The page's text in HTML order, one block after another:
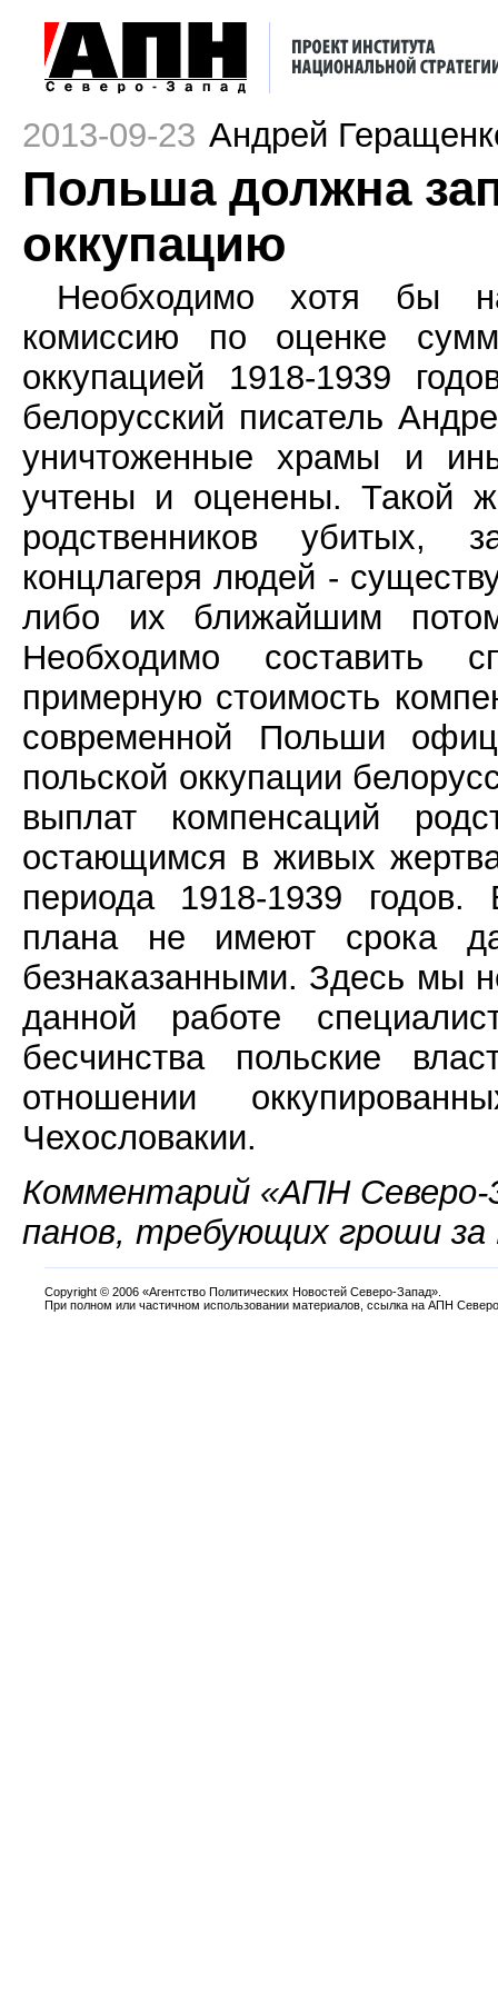
2013-09-23 Андрей
Польша должна
оккупацию
Необходимо хотя бы
комиссию по оценке
оккупацией 1918-1939
белорусский писатель
уничтоженные храмы и
учтены и оценены. Такой
родственников убитых,
концлагеря людей -
либо их ближайшим
Необходимо составить
примерную стоимость
современной Польши
польской оккупации
выплат компенсаций
остающимся в живых
периода 1918-1939 годов.
плана не имеют срока
безнаказанными. Здесь мы
данной работе
бесчинства польские
отношении
Чехословакии.
Комментарий «АПН Северо-
панов, требующих гроши
Copyright © 2006 «Агентство Политических Новостей Северо-Запад».
При полном или частичном использовании материалов, ссылка на АПН